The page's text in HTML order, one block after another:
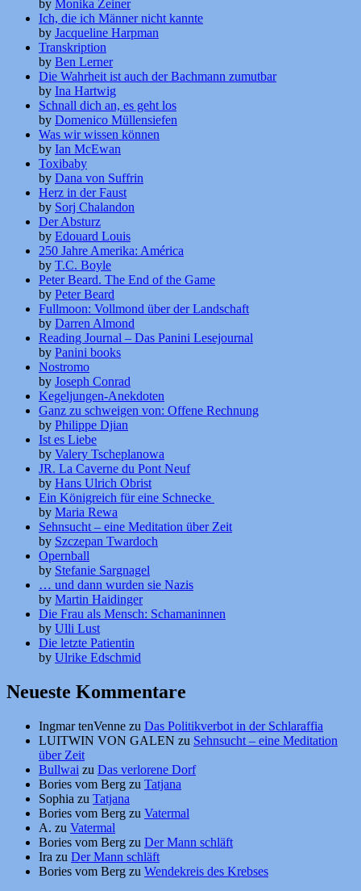
by Monika Zeiner
Ich, die ich Männer nicht kannte
by Jacqueline Harpman
Transkription
by Ben Lerner
Die Wahrheit ist auch der Bachmann zumutbar
by Ina Hartwig
Schnall dich an, es geht los
by Domenico Müllensiefen
Was wir wissen können
by Ian McEwan
Toxibaby
by Dana von Suffrin
Herz in der Faust
by Sorj Chalandon
Der Absturz
by Edouard Louis
250 Jahre Amerika: América
by T.C. Boyle
Peter Beard. The End of the Game
by Peter Beard
Fullmoon: Vollmond über der Landschaft
by Darren Almond
Reading Journal – Das Panini Lesejournal
by Panini books
Nostromo
by Joseph Conrad
Kegeljungen-Anekdoten
Ganz zu schweigen von: Offene Rechnung
by Philippe Djian
Ist es Liebe
by Valery Tscheplanowa
JR. La Caverne du Pont Neuf
by Hans Ulrich Obrist
Ein Königreich für eine Schnecke
by Maria Rewa
Sehnsucht – eine Meditation über Zeit
by Szczepan Twardoch
Opernball
by Stefanie Sargnagel
… und dann wurden sie Nazis
by Martin Haidinger
Die Frau als Mensch: Schamaninnen
by Ulli Lust
Die letzte Patientin
by Ulrike Edschmid
Neueste Kommentare
Ingmar tenVenne zu Das Politikverbot in der Schlaraffia
LUITWIN VON GALEN zu Sehnsucht – eine Meditation
über Zeit
Bullwai zu Das verlorene Dorf
Bories vom Berg zu Tatjana
Sophia zu Tatjana
Bories vom Berg zu Vatermal
A. zu Vatermal
Bories vom Berg zu Der Mann schläft
Ira zu Der Mann schläft
Bories vom Berg zu Wendekreis des Krebses